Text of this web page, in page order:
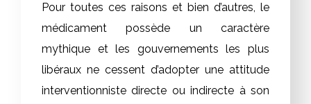
Pour toutes ces raisons et bien d’autres, le
médicament possède un caractère
mythique et les gouvernements les plus
libéraux ne cessent d’adopter une attitude
interventionniste directe ou indirecte à son